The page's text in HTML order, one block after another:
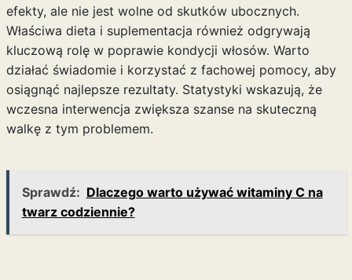
efekty, ale nie jest wolne od skutków ubocznych.
Właściwa dieta i suplementacja również odgrywają
kluczową rolę w poprawie kondycji włosów. Warto
działać świadomie i korzystać z fachowej pomocy, aby
osiągnąć najlepsze rezultaty. Statystyki wskazują, że
wczesna interwencja zwiększa szanse na skuteczną
walkę z tym problemem.
Sprawdź: Dlaczego warto używać witaminy C na
twarz codziennie?